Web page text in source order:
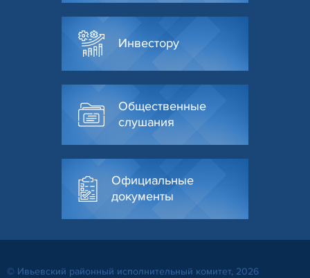
Инвестору
Общественные
слушания
Официальные
документы
© Ивьевский районный исполнительный комитет, 2026